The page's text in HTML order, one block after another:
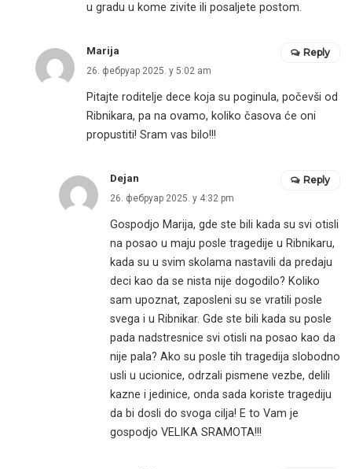
u gradu u kome zivite ili posaljete postom.
Marija
26. фебруар 2025. у 5:02 am
Pitajte roditelje dece koja su poginula, počevši od
Ribnikara, pa na ovamo, koliko časova će oni
propustiti! Sram vas bilo!!!
Reply
Dejan
26. фебруар 2025. у 4:32 pm
Gospodjo Marija, gde ste bili kada su svi otisli
na posao u maju posle tragedije u Ribnikaru,
kada su u svim skolama nastavili da predaju
deci kao da se nista nije dogodilo? Koliko
sam upoznat, zaposleni su se vratili posle
svega i u Ribnikar. Gde ste bili kada su posle
pada nadstresnice svi otisli na posao kao da
nije pala? Ako su posle tih tragedija slobodno
usli u ucionice, odrzali pismene vezbe, delili
kazne i jedinice, onda sada koriste tragediju
da bi dosli do svoga cilja! E to Vam je
gospodjo VELIKA SRAMOTA!!!
Reply